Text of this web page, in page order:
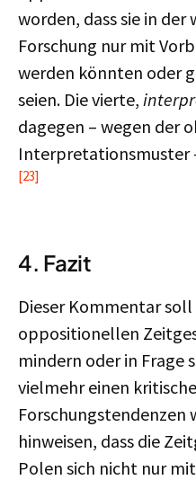
worden, dass sie in der
Forschung nur mit
werden könnten oder
seien. Die vierte,
dagegen – wegen der
Interpretationsmuster
[23]
4. Fazit
Dieser Kommentar
oppositionellen
mindern oder in Frage
vielmehr einen
Forschungstendenzen
hinweisen, dass die
Polen sich nicht nur